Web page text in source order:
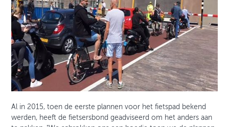
Al in 2015, toen de eerste plannen voor het fietspad bekend
werden, heeft de fietsersbond geadviseerd om het anders aan